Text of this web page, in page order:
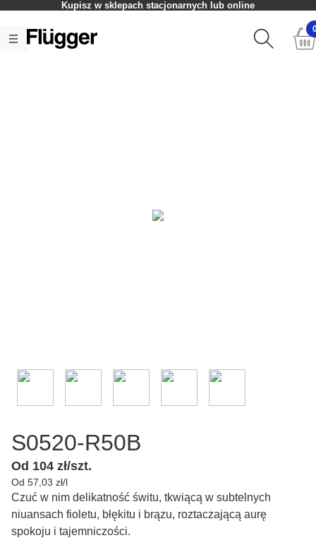
Kupisz w sklepach stacjonarnych lub online
S0520-R50B
Od 104 zł/szt.
Od 57,03 zł/l
Czuć w nim delikatność świtu, tkwiącą w subtelnych
niuansach fioletu, błękitu i brązu, roztaczającą aurę
spokoju i tajemniczości.